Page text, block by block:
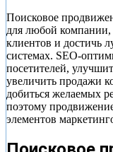
Поисковое
для любой компании,
клиентов и достичь
системах. SEO-
посетителей,
увеличить продажи
добиться желаемых
поэтому
элементов